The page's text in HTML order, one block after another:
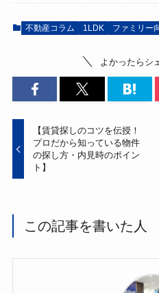
b
o
k
st
不動産コラム 1LDK ファミリー
よかったらシ
【賃貸探しのコツを伝授！
プロだから知っている物件
の探し方・内見時のポイン
ト】
この記事を書いた人